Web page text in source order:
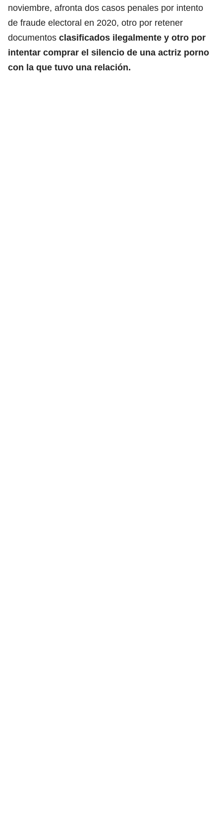
noviembre, afronta dos casos penales por intento
de fraude electoral en 2020, otro por retener
documentos clasificados ilegalmente y otro por
intentar comprar el silencio de una actriz porno
con la que tuvo una relación.